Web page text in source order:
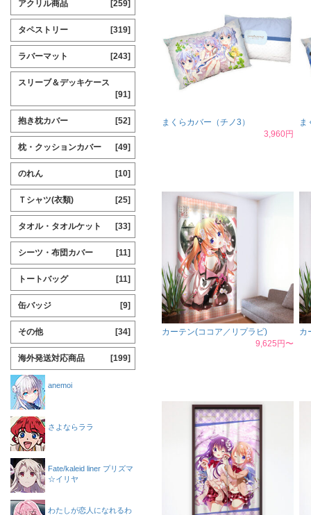
まくらカバー（チノ3）
3,960円
ま
カーテン(ココア／リプラビ)
9,625円〜
カ
アクリル商品 [259]
タペストリー [319]
ラバーマット [243]
スリーブ＆デッキケース
[91]
抱き枕カバー [52]
枕・クッションカバー [49]
のれん [10]
Ｔシャツ(衣類) [25]
タオル・タオルケット [33]
シーツ・布団カバー [11]
トートバッグ [11]
缶バッジ [9]
その他 [34]
海外発送対応商品 [199]
anemoi
さよならララ
Fate/kaleid liner プリズマ
☆イリヤ
わたしが恋人になれるわ